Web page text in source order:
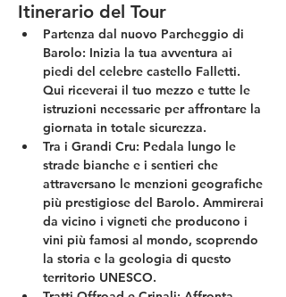
Itinerario del Tour
Partenza dal nuovo Parcheggio di
Barolo: Inizia la tua avventura ai
piedi del celebre castello Falletti.
Qui riceverai il tuo mezzo e tutte le
istruzioni necessarie per affrontare la
giornata in totale sicurezza.
Tra i Grandi Cru: Pedala lungo le
strade bianche e i sentieri che
attraversano le menzioni geografiche
più prestigiose del Barolo. Ammirerai
da vicino i vigneti che producono i
vini più famosi al mondo, scoprendo
la storia e la geologia di questo
territorio UNESCO.